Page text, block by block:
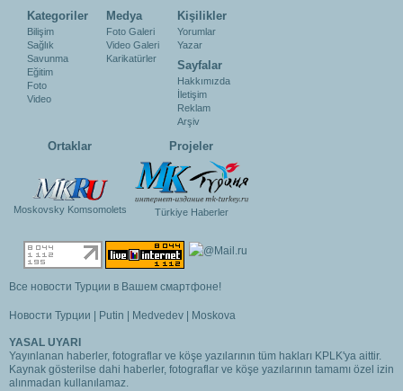
Kategoriler
Bilişim
Sağlık
Savunma
Eğitim
Foto
Video
Medya
Foto Galeri
Video Galeri
Karikatürler
Kişilikler
Yorumlar
Yazar
Sayfalar
Hakkımızda
İletişim
Reklam
Arşiv
Ortaklar
Moskovsky Komsomolets
Projeler
Türkiye Haberler
Все новости Турции в Вашем смартфоне!
Новости Турции Putin Medvedev Moskova
YASAL UYARI
Yayınlanan haberler, fotograflar ve köşe yazılarının tüm hakları KPLK'ya aittir.
Kaynak gösterilse dahi haberler, fotograflar ve köşe yazılarının tamamı özel izin
alınmadan kullanılamaz.